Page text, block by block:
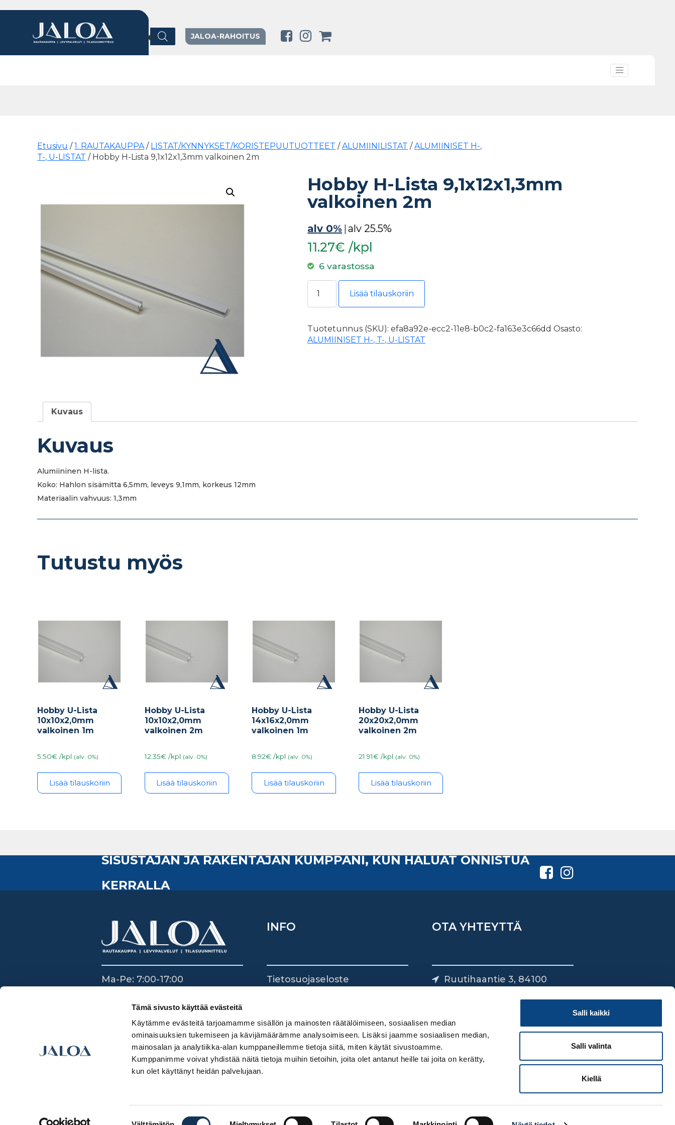
Tämä sivusto käyttää evästeitä
Käytämme evästeitä tarjoamamme sisällön ja mainosten räätälöimiseen, sosiaalisen median
ominaisuuksien tukemiseen ja kävijämäärämme analysoimiseen. Lisäksi jaamme sosiaalisen median,
mainosalan ja analytiikka-alan kumppaneillemme tietoja siitä, miten käytät sivustoamme.
Kumppanimme voivat yhdistää näitä tietoja muihin tietoihin, joita olet antanut heille tai joita on kerätty,
kun olet käyttänyt heidän palvelujaan.
Salli kaikki
Salli valinta
Kiellä
Products search
JALOA-RAHOITUS
Etusivu /1. RAUTAKAUPPA / LISTAT/KYNNYKSET/KORISTEPUUTUOTTEET /ALUMIINILISTAT /ALUMIINISET H-,
T-, U-LISTAT / Hobby H-Lista 9,1x12x1,3mm valkoinen 2m
Hobby H-Lista 9,1x12x1,3mm
valkoinen 2m
alv 0% |alv 25.5%
11.27€ /kpl
6 varastossa
Hobby H-Lista 9,1x12x1,3mm valkoinen 2m määrä
Lisää tilauskoriin
Tuotetunnus (SKU):efa8a92e-ecc2-11e8-b0c2-fa163e3c66dd Osasto:
ALUMIINISET H-, T-, U-LISTAT
Kuvaus
Kuvaus
Alumiininen H-lista.
Koko: Hahlon sisämitta 6,5mm, leveys 9,1mm, korkeus 12mm
Materiaalin vahvuus: 1,3mm
Tutustu myös
Hobby U-Lista
10x10x2,0mm
valkoinen 1m
5.50€ /kpl (alv. 0%)
Lisää tilauskoriin
Hobby U-Lista
10x10x2,0mm
valkoinen 2m
12.35€ /kpl (alv. 0%)
Lisää tilauskoriin
Hobby U-Lista
14x16x2,0mm
valkoinen 1m
8.92€ /kpl (alv. 0%)
Lisää tilauskoriin
Hobby U-Lista
20x20x2,0mm
valkoinen 2m
21.91€ /kpl (alv. 0%)
Lisää tilauskoriin
SISUSTAJAN JA RAKENTAJAN KUMPPANI, KUN HALUAT ONNISTUA
KERRALLA
Ma-Pe: 7:00-17:00
Su: Suljettu
INFO
Tietosuojaseloste
OTA YHTEYTTÄ
Ruutihaantie 3, 84100